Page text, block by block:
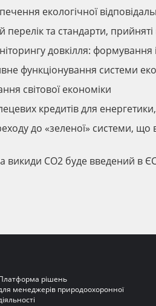
екологічної
та стандарти, прийняті
довкілля:
функціонування системи
світової економіки
кредитів для
до «зеленої» системи,
викиди CO2 буде введений в
рішень
менеджерів природоохоронної